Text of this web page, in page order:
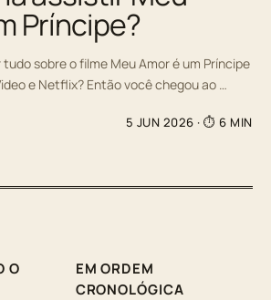
Príncipe?
sobre o filme Meu Amor é um Príncipe
e Netflix? Então você chegou ao …
5 JUN 2026 · ⏱ 6 MIN
O
EM ORDEM
CRONOLÓGICA